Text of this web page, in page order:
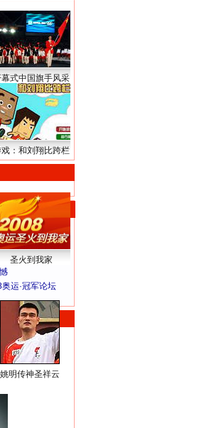
式中国旗手风采
：和刘翔比跨栏
圣火到我家
运·冠军论坛
姚明传神圣祥云